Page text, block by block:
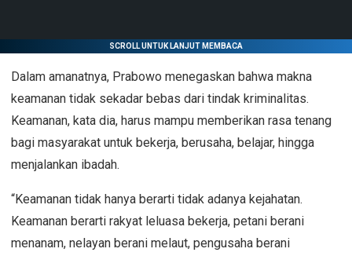
SCROLL UNTUK LANJUT MEMBACA
Dalam amanatnya, Prabowo menegaskan bahwa makna
keamanan tidak sekadar bebas dari tindak kriminalitas.
Keamanan, kata dia, harus mampu memberikan rasa tenang
bagi masyarakat untuk bekerja, berusaha, belajar, hingga
menjalankan ibadah.
“Keamanan tidak hanya berarti tidak adanya kejahatan.
Keamanan berarti rakyat leluasa bekerja, petani berani
menanam, nelayan berani melaut, pengusaha berani